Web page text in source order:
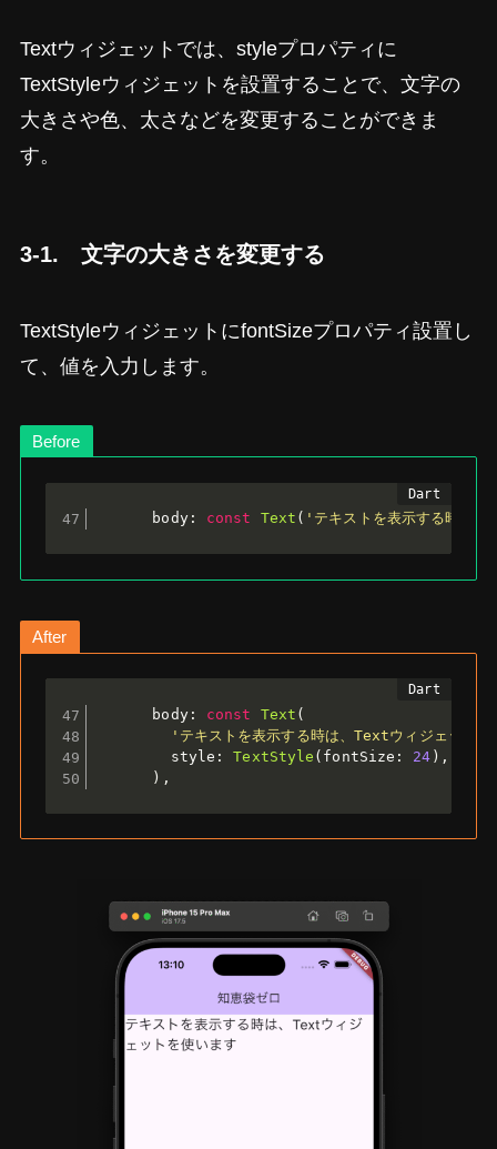
Textウィジェットでは、styleプロパティに
TextStyleウィジェットを設置することで、文字の
大きさや色、太さなどを変更することができま
す。
3-1. 文字の大きさを変更する
TextStyleウィジェットにfontSizeプロパティ設置し
て、値を入力します。
Before
      body
: const Text ( 'テキストを表示する時は
After
      body
: const Text (
'テキストを表示する時は、Textウィジェット
        style
: TextStyle ( fontSize : 24 ) ,
) ,